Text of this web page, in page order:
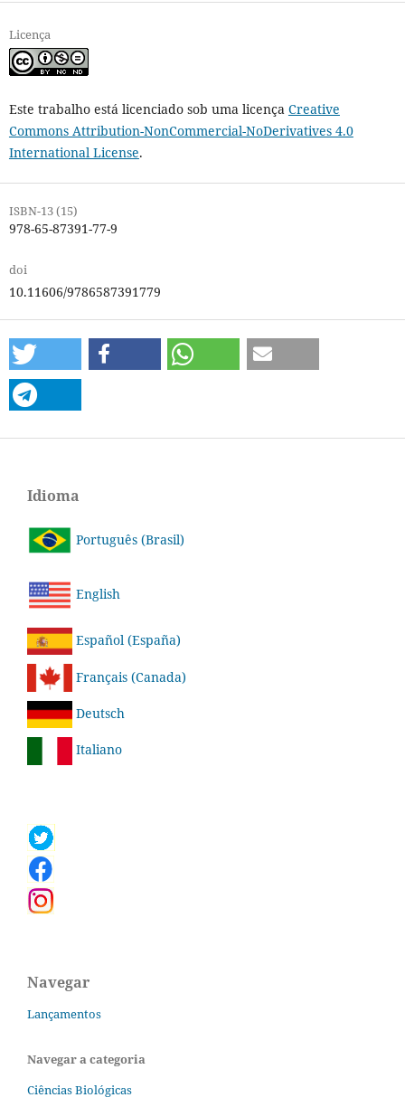
Licença
Este trabalho está licenciado sob uma licença Creative
Commons Attribution-NonCommercial-NoDerivatives 4.0
International License.
ISBN-13 (15)
978-65-87391-77-9
doi
10.11606/9786587391779
Idioma
Português (Brasil)
English
Español (España)
Français (Canada)
Deutsch
Italiano
Navegar
Lançamentos
Navegar a categoria
Ciências Biológicas